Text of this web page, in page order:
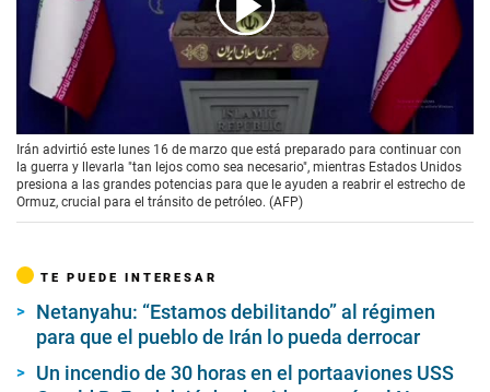
Irán advirtió este lunes 16 de marzo que está preparado para continuar con
la guerra y llevarla "tan lejos como sea necesario", mientras Estados Unidos
presiona a las grandes potencias para que le ayuden a reabrir el estrecho de
Ormuz, crucial para el tránsito de petróleo. (AFP)
TE PUEDE INTERESAR
Netanyahu: “Estamos debilitando” al régimen
para que el pueblo de Irán lo pueda derrocar
Un incendio de 30 horas en el portaaviones USS